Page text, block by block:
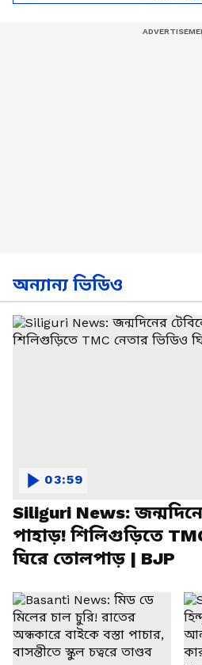
অন্যান্য ভিডিও
Siliguri News:
পাহাড়! শিলিগুড়িতে
ঘিরে তোলপাড় | BJP
03:59